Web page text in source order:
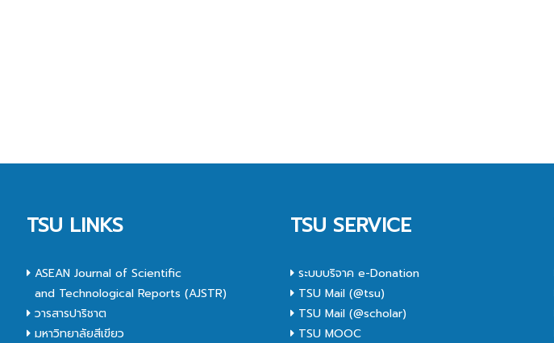
TSU LINKS
ASEAN Journal of Scientific
and Technological Reports (AJSTR)
วารสารปาริชาต
มหาวิทยาลัยสีเขียว
TSU SERVICE
ระบบบริจาค e-Donation
TSU Mail (@tsu)
TSU Mail (@scholar)
TSU MOOC